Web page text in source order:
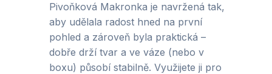
Pivoňková Makronka je navržená tak,
aby udělala radost hned na první
pohled a zároveň byla praktická –
dobře drží tvar a ve váze (nebo v
boxu) působí stabilně. Využijete ji pro